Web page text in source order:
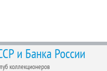
и Банка России
коллекционеров